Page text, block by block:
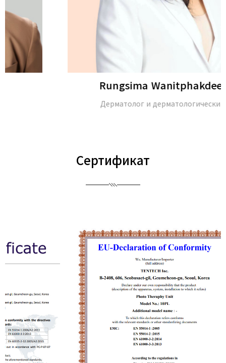
Rungsima Wanitphakdeedecha
Дерматолог и дерматологический хирург
Сертификат